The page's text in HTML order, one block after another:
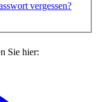
vergessen?
Sie hier: